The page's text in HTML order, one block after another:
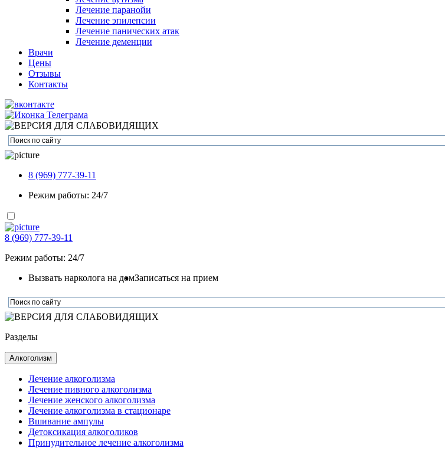
Лечение паранойи
Лечение эпилепсии
Лечение панических атак
Лечение деменции
Врачи
Цены
Отзывы
Контакты
8 (969) 777-39-11
Режим работы: 24/7
8 (969) 777-39-11
Режим работы: 24/7
Вызвать нарколога на домЗаписаться на прием
Разделы
Алкоголизм
Лечение алкоголизма
Лечение пивного алкоголизма
Лечение женского алкоголизма
Лечение алкоголизма в стационаре
Вшивание ампулы
Детоксикация алкоголиков
Принудительное лечение алкоголизма